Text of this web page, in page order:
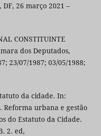
26 março 2021 –
CONSTITUINTE
dos Deputados,
23/07/1987; 03/05/1988;
da cidade. In:
Reforma urbana e gestão
do Estatuto da Cidade.
2. ed,